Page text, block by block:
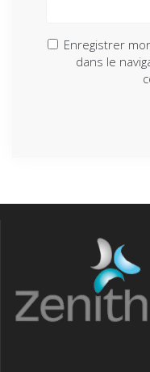
Enregistrer
dans le